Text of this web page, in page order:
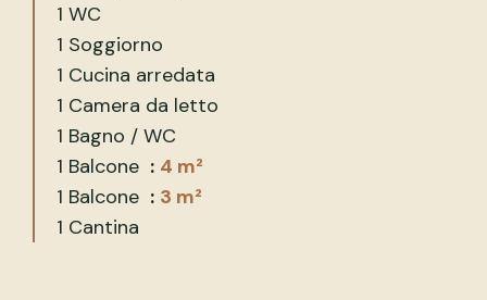
1 WC
1 Soggiorno
1 Cucina arredata
1 Camera da letto
1 Bagno / WC
1 Balcone
4 m²
1 Balcone
3 m²
1 Cantina